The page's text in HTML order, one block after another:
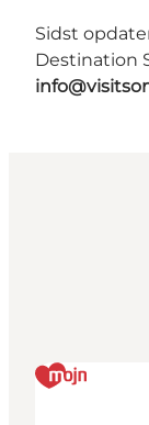
Sidst
Destination